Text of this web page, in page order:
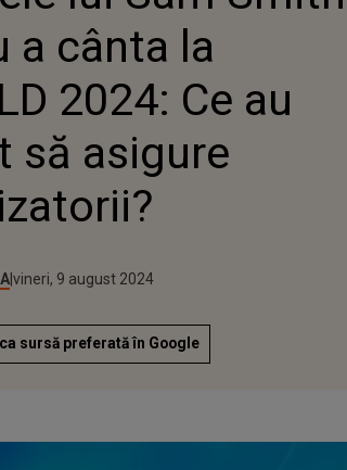
CE AU TREBUIT SĂ
ASIGURE
ORGANIZATORII?
a cânta la
2024: Ce au
să asigure
Publicat:
vineri, 9 august 2024
Actualizat:
vineri, 9 august 2024
sursă preferată în Google